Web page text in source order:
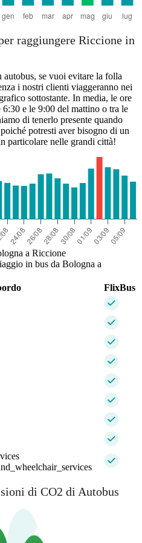
raggiungere Riccione in
se vuoi evitare la folla
i nostri clienti viaggeranno nei
sottostante. In media, le ore
e le 9:00 del mattino o tra le
di tenerlo presente quando
potresti aver bisogno di un
particolare nelle grandi città!
a Riccione
in bus da Bologna a
FlixBus
di CO2 di Autobus